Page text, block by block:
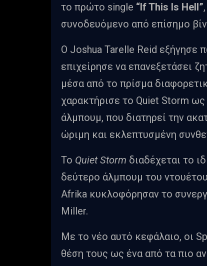
το πρώτο single “If This Is Hell”
συνοδευόμενο από επίσημο
Ο Joshua Tarelle Reid εξήγησε
επιχείρησε να επανεξετάσει
μέσα από το πρίσμα
χαρακτήρισε το Quiet Storm
άλμπουμ, που διατηρεί την
ώριμη και εκλεπτυσμένη
Το Quiet Storm διαδέχεται το
δεύτερο άλμπουμ του
Afrika κυκλοφόρησαν το
Miller.
Με το νέο αυτό κεφάλαιο, οι
θέση τους ως ένα από τα πιο